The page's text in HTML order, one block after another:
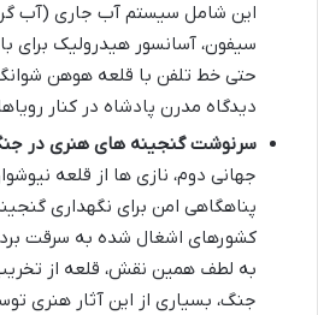
این شامل سیستم آب جاری (آب
سیفون، آسانسور هیدرولیک برای
حتی خط تلفن با قلعه هوهن
دیدگاه مدرن پادشاه در کنار
سرنوشت گنجینه های هنری در
جهانی دوم، نازی ها از قلعه
پناهگاهی امن برای نگهداری
کشورهای اشغال شده به سرقت
به لطف همین نقش، قلعه از
جنگ، بسیاری از این آثار هنری